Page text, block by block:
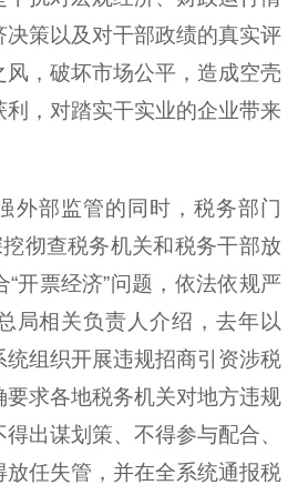
决策以及对干部政绩的真实评
，破坏市场公平，造成空壳
，对踏实干实业的企业带来
外部监管的同时，税务部门
挖彻查税务机关和税务干部放
开票经济”问题，依法依规严
局相关负责人介绍，去年以
组织开展违规招商引资涉税
要求各地税务机关对地方违规
出谋划策、不得参与配合、
任失管，并在全系统通报税